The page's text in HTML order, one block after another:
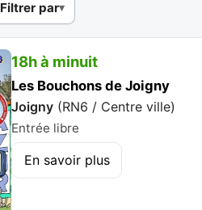
Filtrer par
18h à minuit
Les Bouchons de Joigny
Joigny (RN6 / Centre ville)
Entrée libre
En savoir plus